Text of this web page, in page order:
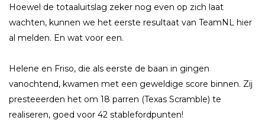
Hoewel de totaaluitslag zeker nog even op zich laat
wachten, kunnen we het eerste resultaat van TeamNL hier
al melden. En wat voor een.
Helene en Friso, die als eerste de baan in gingen
vanochtend, kwamen met een geweldige score binnen. Zij
presteeerden het om 18 parren (Texas Scramble) te
realiseren, goed voor 42 stablefordpunten!